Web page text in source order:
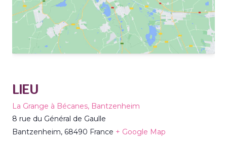
LIEU
La Grange à Bécanes, Bantzenheim
8 rue du Général de Gaulle
Bantzenheim, 68490 France + Google Map